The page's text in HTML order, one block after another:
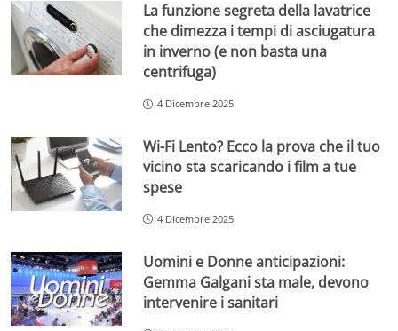
La funzione segreta della lavatrice
che dimezza i tempi di asciugatura
in inverno (e non basta una
centrifuga)
4 Dicembre 2025
Wi-Fi Lento? Ecco la prova che il tuo
vicino sta scaricando i film a tue
spese
4 Dicembre 2025
Uomini e Donne anticipazioni:
Gemma Galgani sta male, devono
intervenire i sanitari